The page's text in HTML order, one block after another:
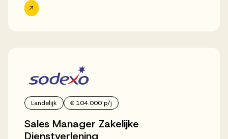
bouwen. Noga...
Landelijk € 104.000 p/j
Sales Manager Zakelijke
Dienstverlening